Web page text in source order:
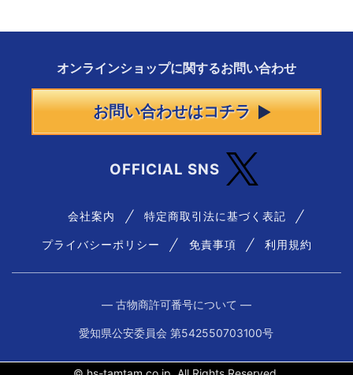
オンラインショップに関するお問い合わせ
お問い合わせはコチラ
OFFICIAL SNS
会社案内 特定商取引法に基づく表記
プライバシーポリシー 免責事項 利用規約
― 古物商許可番号について ―
愛知県公安委員会 第542550703100号